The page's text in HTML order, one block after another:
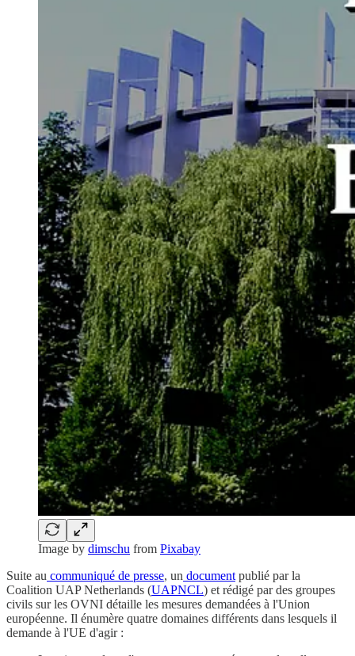
Image by dimschu from Pixabay
Suite au communiqué de presse, un document publié par la
Coalition UAP Netherlands (UAPNCL) et rédigé par des groupes
civils sur les OVNI détaille les mesures demandées à l'Union
européenne. Il énumère quatre domaines différents dans lesquels il
demande à l'UE d'agir :